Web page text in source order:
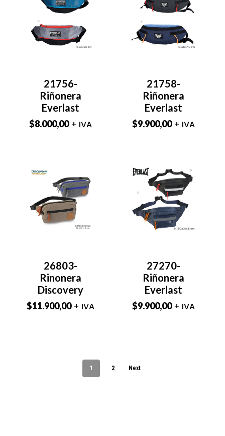
21756-
Riñonera
Everlast
$8.000,00 + IVA
21758-
Riñonera
Everlast
$9.900,00 + IVA
26803-
Rinonera
Discovery
$11.900,00 + IVA
27270-
Riñonera
Everlast
$9.900,00 + IVA
1 2 Next